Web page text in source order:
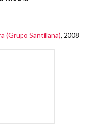
(Grupo Santillana), 2008